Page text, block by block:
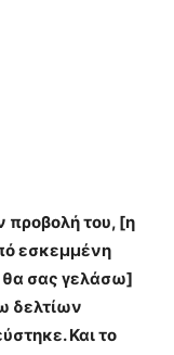
προβολή του, [η
εσκεμμένη
σας γελάσω]
δελτίων
Και το